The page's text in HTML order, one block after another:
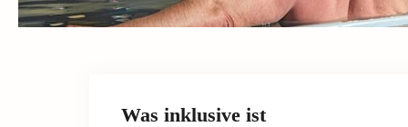
Was inklusive ist